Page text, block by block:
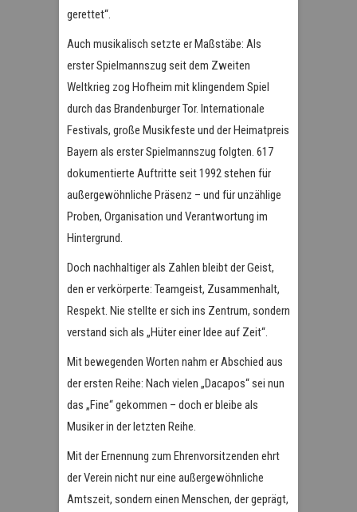
gerettet“.
Auch musikalisch setzte er Maßstäbe: Als
erster Spielmannszug seit dem Zweiten
Weltkrieg zog Hofheim mit klingendem Spiel
durch das Brandenburger Tor. Internationale
Festivals, große Musikfeste und der Heimatpreis
Bayern als erster Spielmannszug folgten. 617
dokumentierte Auftritte seit 1992 stehen für
außergewöhnliche Präsenz – und für unzählige
Proben, Organisation und Verantwortung im
Hintergrund.
Doch nachhaltiger als Zahlen bleibt der Geist,
den er verkörperte: Teamgeist, Zusammenhalt,
Respekt. Nie stellte er sich ins Zentrum, sondern
verstand sich als „Hüter einer Idee auf Zeit“.
Mit bewegenden Worten nahm er Abschied aus
der ersten Reihe: Nach vielen „Dacapos“ sei nun
das „Fine“ gekommen – doch er bleibe als
Musiker in der letzten Reihe.
Mit der Ernennung zum Ehrenvorsitzenden ehrt
der Verein nicht nur eine außergewöhnliche
Amtszeit, sondern einen Menschen, der geprägt,